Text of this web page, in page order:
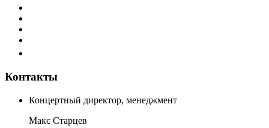
Контакты
Концертный директор, менеджмент
Макс Старцев